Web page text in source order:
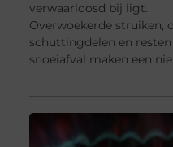
verwaarloosd bij ligt.
Overwoekerde struiken,
schuttingdelen en resten
snoeiafval maken een